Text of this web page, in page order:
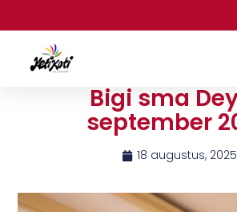
Bigi sma
september
18 augustus, 2025